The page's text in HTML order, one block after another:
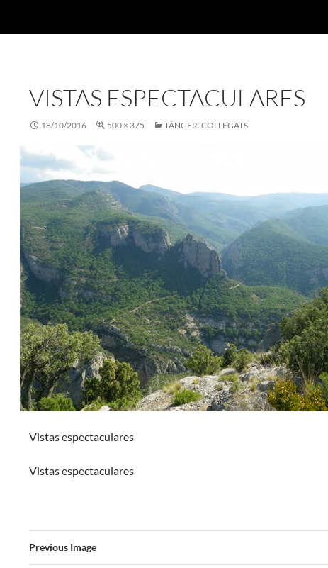
VISTAS ESPECTACULARES
18/10/2016 500 × 375 TÀNGER. COLLEGATS
Vistas espectaculares
Vistas espectaculares
Previous Image